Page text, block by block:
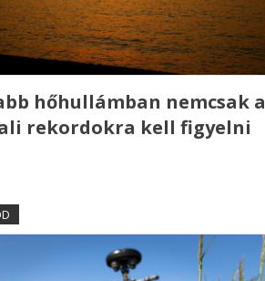
hőhullámban nemcsak a
rekordokra kell figyelni